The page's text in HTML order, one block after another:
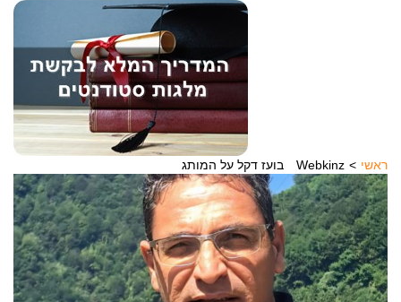
ראשי בועז דקל על המותג Webkinz